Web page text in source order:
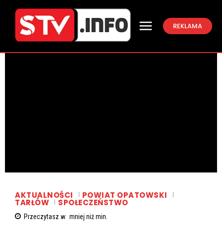
REKLAMA
AKTUALNOŚCI POWIAT OPATOWSKI
TARŁÓW SPOŁECZEŃSTWO
Przeczytasz w mniej niżmin.